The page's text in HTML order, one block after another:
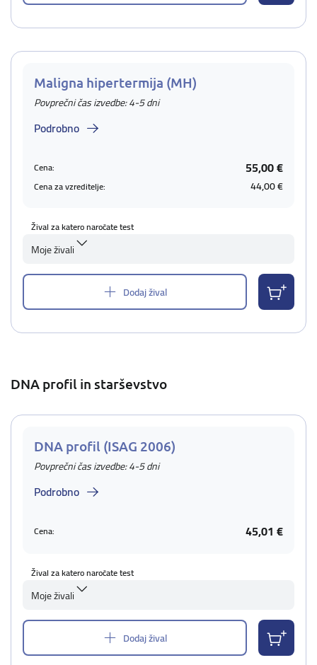
Maligna hipertermija (MH)
Povprečni čas izvedbe: 4-5 dni
Podrobno
Cena: 55,00 €
Cena za vzreditelje: 44,00 €
Žival za katero naročate test
Moje živali
Dodaj žival
DNA profil in starševstvo
DNA profil (ISAG 2006)
Povprečni čas izvedbe: 4-5 dni
Podrobno
Cena: 45,01 €
Žival za katero naročate test
Moje živali
Dodaj žival